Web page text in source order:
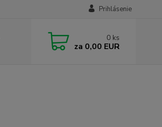
Prihlásenie
0 ks
za 0,00 EUR